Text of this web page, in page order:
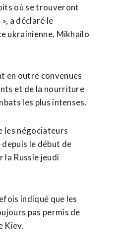
où se trouveront
a déclaré le
ukrainienne, Mikhailo
en outre convenues
et de la nourriture
les plus intenses.
les négociateurs
le début de
la Russie jeudi
indiqué que les
pas permis de
Kiev.